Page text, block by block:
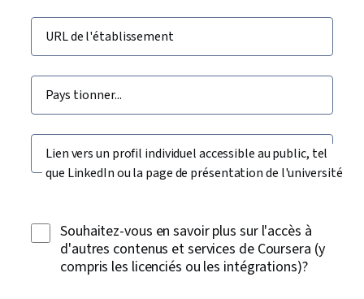
URL de l'établissement
Pays
Lien vers un profil individuel accessible au public, tel
que LinkedIn ou la page de présentation de l'université
Souhaitez-vous en savoir plus sur l'accès à
d'autres contenus et services de Coursera (y
compris les licenciés ou les intégrations)?